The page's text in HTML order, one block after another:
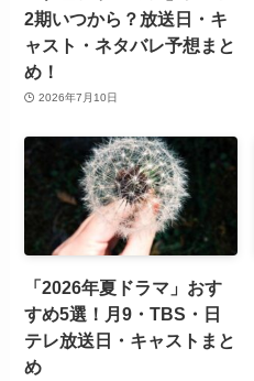
2期いつから？放送日・キ
ャスト・ネタバレ予想まと
め！
2026年7月10日
「2026年夏ドラマ」おす
すめ5選！月9・TBS・日
テレ放送日・キャストまと
め